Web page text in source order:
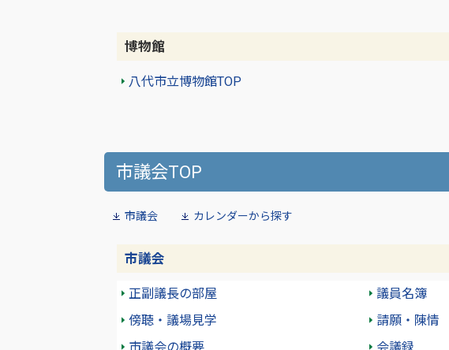
博物館
八代市立博物館TOP
市議会TOP
市議会 カレンダーから探す
市議会
正副議長の部屋 議員名簿
傍聴・議場見学
請願・陳情